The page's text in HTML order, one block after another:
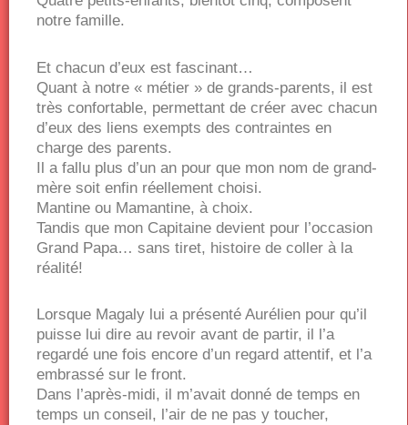
notre famille.
Et chacun d’eux est fascinant…
Quant à notre « métier » de grands-parents, il est
très confortable, permettant de créer avec chacun
d’eux des liens exempts des contraintes en
charge des parents.
Il a fallu plus d’un an pour que mon nom de grand-
mère soit enfin réellement choisi.
Mantine ou Mamantine, à choix.
Tandis que mon Capitaine devient pour l’occasion
Grand Papa… sans tiret, histoire de coller à la
réalité!
Lorsque Magaly lui a présenté Aurélien pour qu’il
puisse lui dire au revoir avant de partir, il l’a
regardé une fois encore d’un regard attentif, et l’a
embrassé sur le front.
Dans l’après-midi, il m’avait donné de temps en
temps un conseil, l’air de ne pas y toucher,